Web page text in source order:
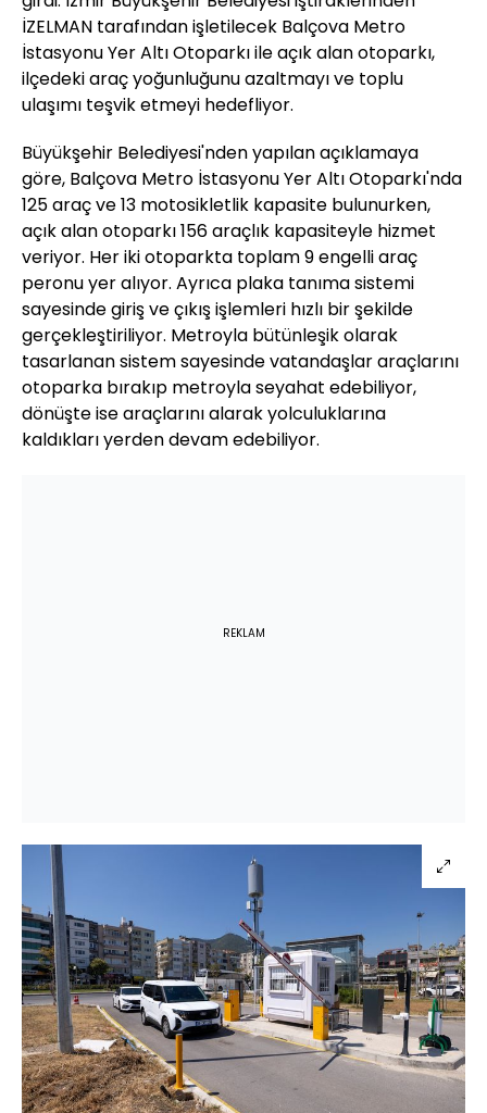
İZELMAN tarafından işletilecek Balçova Metro
İstasyonu Yer Altı Otoparkı ile açık alan otoparkı,
ilçedeki araç yoğunluğunu azaltmayı ve toplu
ulaşımı teşvik etmeyi hedefliyor.
Büyükşehir Belediyesi'nden yapılan açıklamaya
göre, Balçova Metro İstasyonu Yer Altı Otoparkı'nda
125 araç ve 13 motosikletlik kapasite bulunurken,
açık alan otoparkı 156 araçlık kapasiteyle hizmet
veriyor. Her iki otoparkta toplam 9 engelli araç
peronu yer alıyor. Ayrıca plaka tanıma sistemi
sayesinde giriş ve çıkış işlemleri hızlı bir şekilde
gerçekleştiriliyor. Metroyla bütünleşik olarak
tasarlanan sistem sayesinde vatandaşlar araçlarını
otoparka bırakıp metroyla seyahat edebiliyor,
dönüşte ise araçlarını alarak yolculuklarına
kaldıkları yerden devam edebiliyor.
REKLAM